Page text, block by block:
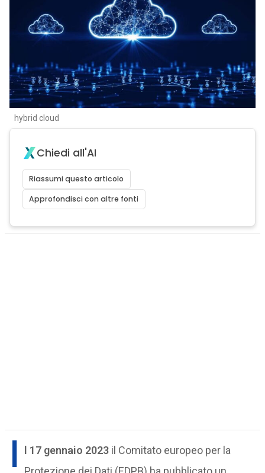
hybrid cloud
Chiedi all'AI
Riassumi questo articolo
Approfondisci con altre fonti
I l 17 gennaio 2023il Comitato europeo per la